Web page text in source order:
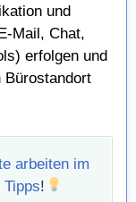
und
Mail, Chat,
erfolgen und
Bürostandort
arbeiten im
!